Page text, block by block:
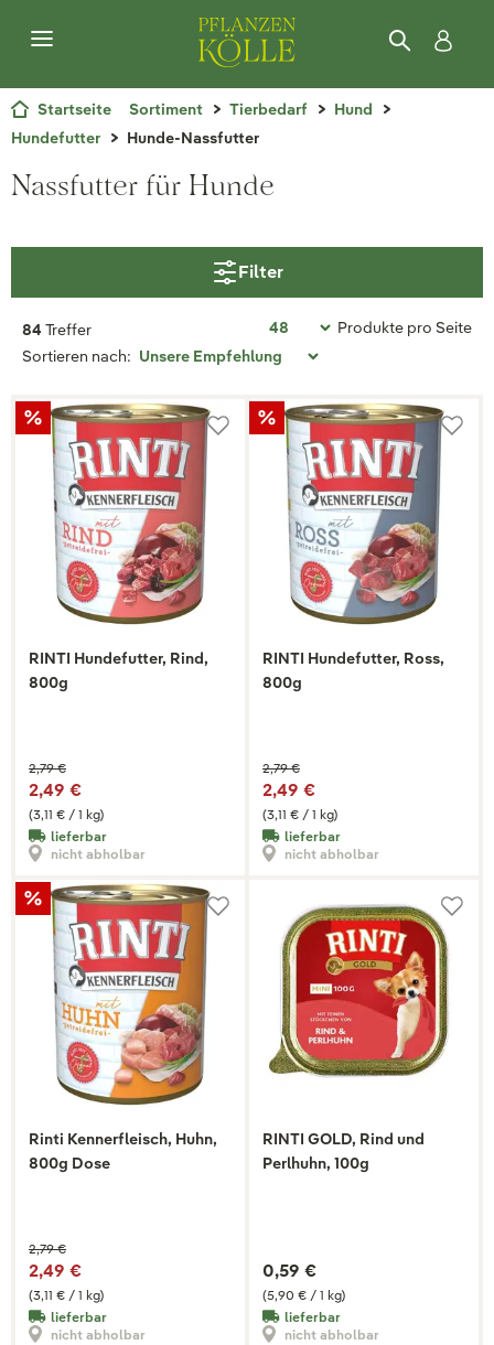
Startseite Sortiment Tierbedarf
Hund
Hundefutter
Hunde-Nassfutter
Nassfutter für Hunde
Filter
84 Treffer
Produkte pro Seite
Sortieren nach:
RINTI Hundefutter, Rind,
800g
(3,11 € / 1 kg)
2,79 €
2,49 €
lieferbar
nicht abholbar
RINTI Hundefutter, Ross,
800g
(3,11 € / 1 kg)
2,79 €
2,49 €
lieferbar
nicht abholbar
Rinti Kennerfleisch, Huhn,
800g Dose
(3,11 € / 1 kg)
2,79 €
2,49 €
lieferbar
nicht abholbar
RINTI GOLD, Rind und
Perlhuhn, 100g
(5,90 € / 1 kg)
0,59 €
lieferbar
nicht abholbar